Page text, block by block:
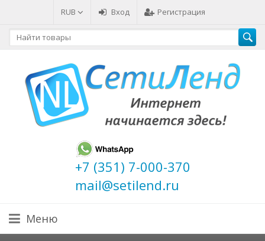
RUB Вход Регистрация
+7 (351) 7-000-370
mail@setilend.ru
Меню